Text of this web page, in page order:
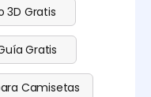
3D Gratis
Gratis
Camisetas